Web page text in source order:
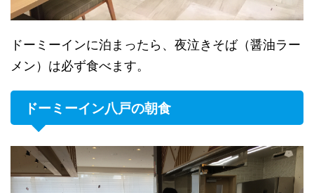
ドーミーインに泊まったら、夜泣きそば（醤油ラー
メン）は必ず食べます。
ドーミーイン八戸の朝食